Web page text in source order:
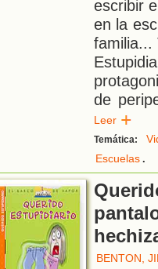
escribir
en la
familia...
de
Leer
Temática:
Escuelas.
BENTON,